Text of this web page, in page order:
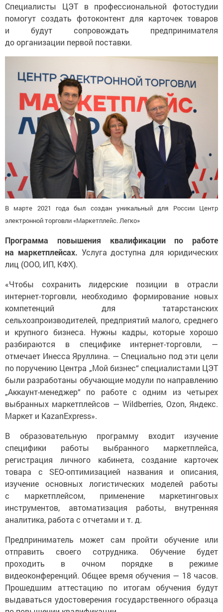
Специалисты ЦЭТ в профессиональной фотостудии
помогут создать фотоконтент для карточек товаров
и будут сопровождать предпринимателя
до организации первой поставки.
В марте 2021 года был создан уникальный для России Центр
электронной торговли «Маркетплейс. Легко»
Программа повышения квалификации по работе
на маркетплейсах. Услуга доступна для юридических
лиц (ООО, ИП, КФХ).
«Чтобы сохранить лидерские позиции в отрасли
интернет-торговли, необходимо формирование новых
компетенций для татарстанских
сельхозпроизводителей, предприятий малого, среднего
и крупного бизнеса. Нужны кадры, которые хорошо
разбираются в специфике интернет-торговли, —
отмечает Инесса Яруллина. — Специально под эти цели
по поручению Центра „Мой бизнес“ специалистами ЦЭТ
были разработаны обучающие модули по направлению
„Аккаунт-менеджер“ по работе с одним из четырех
выбранных маркетплейсов — Wildberries, Ozon, Яндекс.
Маркет и KazanExpress».
В образовательную программу входит изучение
специфики работы выбранного маркетплейса,
регистрация личного кабинета, создание карточек
товара с SEO-оптимизацией названия и описания,
изучение основных логистических моделей работы
с маркетплейсом, применение маркетинговых
инструментов, автоматизация работы, внутренняя
аналитика, работа с отчетами и т. д.
Предприниматель может сам пройти обучение или
отправить своего сотрудника. Обучение будет
проходить в очном порядке в режиме
видеоконференций. Общее время обучения — 18 часов.
Прошедшим аттестацию по итогам обучения будут
выдаваться удостоверения государственного образца